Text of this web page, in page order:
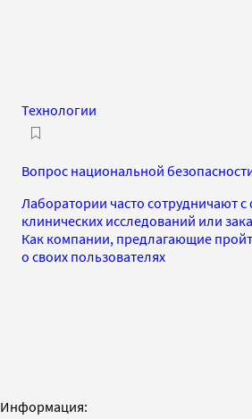
Технологии
Вопрос национальной
Лаборатории часто сотрудничают
клинических исследований или
Как компании, предлагающие
о своих пользователях
Информация: